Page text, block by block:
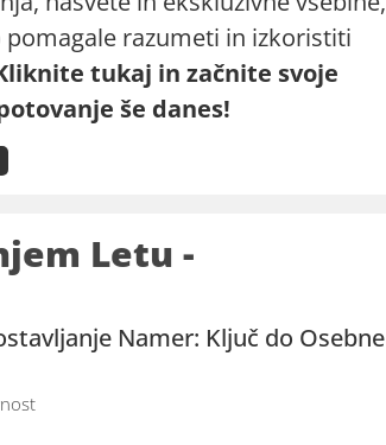
razumeti in izkoristiti
tukaj in začnite svoje
še danes!
Letu -
Namer: Ključ do Osebne